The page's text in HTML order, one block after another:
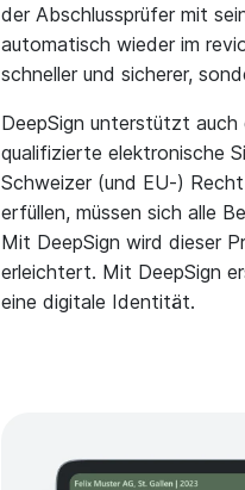
der Abschlussprüfer mit
automatisch wieder im
schneller und sicherer,
DeepSign unterstützt auch
qualifizierte elektronische
Schweizer (und EU-)
erfüllen, müssen sich alle
Mit DeepSign wird dieser
erleichtert. Mit DeepSign
eine digitale Identität.